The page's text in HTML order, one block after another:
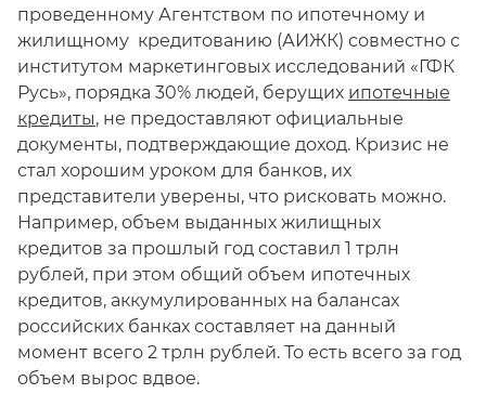
проведенному Агентством по ипотечному и
жилищному кредитованию (АИЖК) совместно с
институтом маркетинговых исследований «ГФК
Русь», порядка 30% людей, берущих ипотечные
кредиты, не предоставляют официальные
документы, подтверждающие доход. Кризис не
стал хорошим уроком для банков, их
представители уверены, что рисковать можно.
Например, объем выданных жилищных
кредитов за прошлый год составил 1 трлн
рублей, при этом общий объем ипотечных
кредитов, аккумулированных на балансах
российских банках составляет на данный
момент всего 2 трлн рублей. То есть всего за год
объем вырос вдвое.